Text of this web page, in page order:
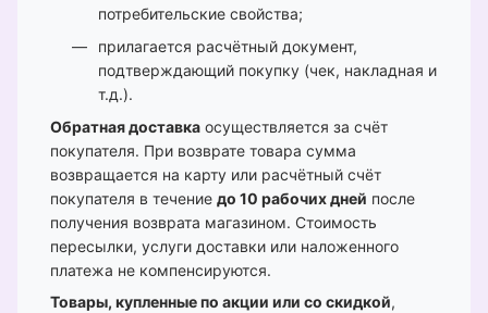
потребительские свойства;
прилагается расчётный документ,
подтверждающий покупку (чек, накладная и
т.д.).
Обратная доставка осуществляется за счёт
покупателя. При возврате товара сумма
возвращается на карту или расчётный счёт
покупателя в течение до 10 рабочих дней после
получения возврата магазином. Стоимость
пересылки, услуги доставки или наложенного
платежа не компенсируются.
Товары, купленные по акции или со скидкой,